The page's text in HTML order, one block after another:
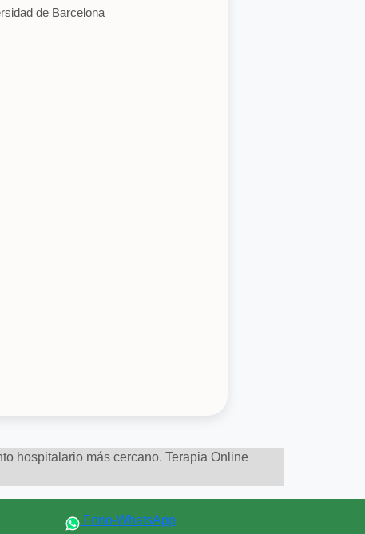
de Barcelona
hospitalario más cercano. Terapia Online
Fono-WhatsApp